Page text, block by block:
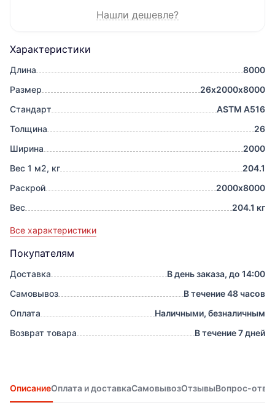
Характеристики
Длина
8000
Размер
26х2000х8000
Стандарт
ASTM A516
Толщина
26
Ширина
2000
Вес 1 м2, кг
204.1
Раскрой
2000х8000
Вес
204.1 кг
Все характеристики
Покупателям
Доставка
В день заказа, до 14:00
Самовывоз
В течение 48 часов
Оплата
Наличными, безналичным
Возврат товара
В течение 7 дней
Нашли дешевле?
ОписаниеОплата и доставкаСамовывозОтзывыВопрос-